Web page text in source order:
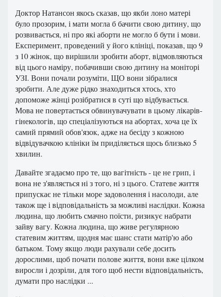
Доктор Натансон якось сказав, що якби лоно матері
було прозорим, і мати могла б бачити свою дитину, що
розвивається, ні про які аборти не могло б бути і мови.
Експеримент, проведений у його клініці, показав, що 9
з 10 жінок, що вирішили зробити аборт, відмовляються
від цього наміру, побачивши свою дитину на моніторі
УЗІ. Вони почали розуміти, ЩО вони зібралися
зробити. Але дуже рідко знаходиться хтось, хто
допоможе жінці розібратися в суті що відбувається.
Мова не повертається обвинувачувати в цьому лікарів-
гінекологів, що спеціалізуються на абортах, хоча це їх
самий прямий обов'язок, адже на бесіду з кожною
відвідувачкою клініки їм приділяється щось близько 5
хвилин.
Давайте згадаємо про те, що вагітність - це не грип, і
вона не з'являється ні з того, ні з цього. Статеве життя
припускає не тільки море задоволення і насолоди, але
також ще і відповідальність за можливі наслідки. Кожна
людина, що любить смачно поїсти, ризикує набрати
зайву вагу. Кожна людина, що живе регулярною
статевим життям, щодня має шанс стати матір'ю або
батьком. Тому якщо люди рахували себе досить
дорослими, щоб почати полове життя, вони вже цілком
виросли і дозріли, для того щоб нести відповідальність,
думати про наслідки ...